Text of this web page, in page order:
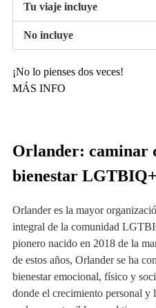
Tu viaje incluye
No incluye
¡No lo pienses dos veces!
MÁS INFO
Orlander: caminar
bienestar LGTBIQ+
Orlander es la mayor
integral de la comunidad
pionero nacido en 2018 de la
de estos años, Orlander se ha
bienestar emocional, físico y
donde el crecimiento personal y